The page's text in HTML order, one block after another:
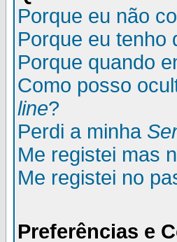
Porque eu não
Porque eu tenho
Porque quando
Como posso
line?
Perdi a minha
Me registei mas
Me registei no
Preferências e